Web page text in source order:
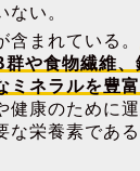
ない。
含まれている。
群や食物繊維
ミネラルを豊富
健康のために
な栄養素である